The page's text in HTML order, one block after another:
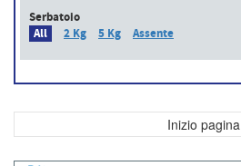
Serbatoio
All
2 Kg 5 Kg Assente
Inizio pagina